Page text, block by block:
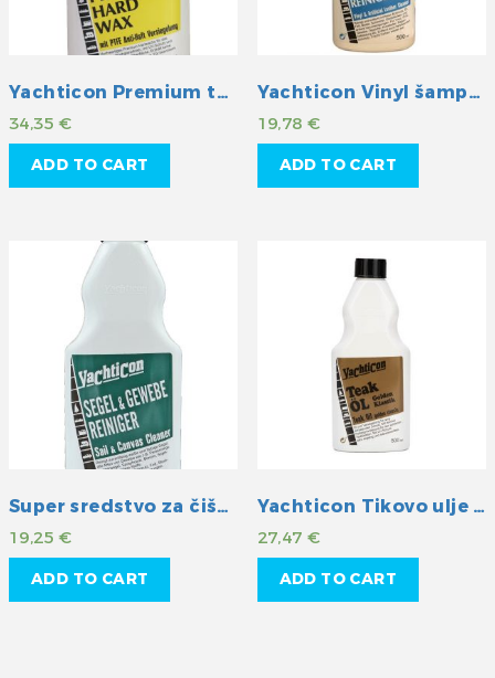
Yachticon Premium tvrdi vosak s teflonom
34,35€
ADD TO CART
Yachticon Vinyl šampon
19,78€
ADD TO CART
Super sredstvo za čišćenje jedara i platna
19,25€
ADD TO CART
Yachticon Tikovo ulje golden klassik
27,47€
ADD TO CART